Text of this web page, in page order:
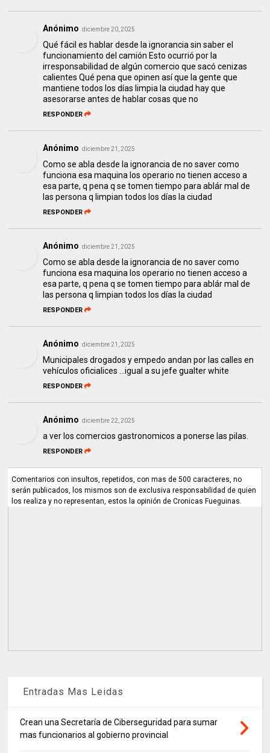
Anónimo diciembre 20, 2025
Qué fácil es hablar desde la ignorancia sin saber el
funcionamiento del camión Esto ocurrió por la
irresponsabilidad de algún comercio que sacó cenizas
calientes Qué pena que opinen así que la gente que
mantiene todos los días limpia la ciudad hay que
asesorarse antes de hablar cosas que no
RESPONDER
Anónimo diciembre 21, 2025
Como se abla desde la ignorancia de no saver como
funciona esa maquina los operario no tienen acceso a
esa parte, q pena q se tomen tiempo para ablár mal de
las persona q limpian todos los días la ciudad
RESPONDER
Anónimo diciembre 21, 2025
Como se abla desde la ignorancia de no saver como
funciona esa maquina los operario no tienen acceso a
esa parte, q pena q se tomen tiempo para ablár mal de
las persona q limpian todos los días la ciudad
RESPONDER
Anónimo diciembre 21, 2025
Municipales drogados y empedo andan por las calles en
vehículos oficialices …igual a su jefe gualter white
RESPONDER
Anónimo diciembre 22, 2025
a ver los comercios gastronomicos a ponerse las pilas.
RESPONDER
Comentarios con insultos, repetidos, con mas de 500 caracteres, no
serán publicados, los mismos son de exclusiva responsabilidad de quien
los realiza y no representan, estos la opinión de Cronicas Fueguinas.
Entradas Mas Leidas
Crean una Secretaría de Ciberseguridad para sumar
mas funcionarios al gobierno provincial